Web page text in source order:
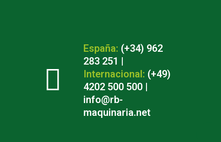
España: (+34) 962
283 251 |
Internacional: (+49)
4202 500 500 |
info@rb-
maquinaria.net